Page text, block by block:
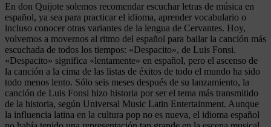
En don Quijote solemos recomendar escuchar letras de música en
español, ya sea para practicar el idioma, aprender vocabulario o
incluso conocer otras variantes de la lengua de Cervantes. Hoy,
volvemos a movernos al ritmo del español para bailar la canción más
escuchada de todos los tiempos: «Despacito», de Luis Fonsi.
«Despacito» significa «lentamente» en español, pero el ascenso de
la canción a la cima de las listas de éxitos de todo el mundo ha sido
todo menos lento. Sólo seis meses después de su lanzamiento, la
canción de Luis Fonsi hizo historia por ser el tema más transmitido
de la historia, según Universal Music Latin Entertainment. Aunque
la influencia latina en la cultura pop no es nueva, el idioma español